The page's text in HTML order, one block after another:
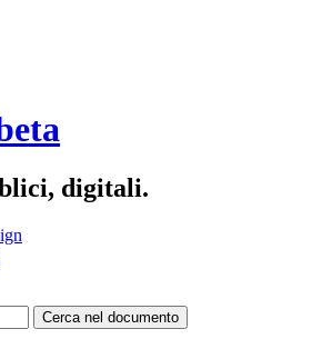
digitali.
Cerca nel documento